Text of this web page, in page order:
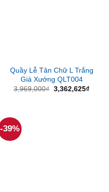
Quầy Lễ Tân Chữ L Trắng
Giá Xưởng QLT004
3,969,000₫ Giá
3,362,625₫Giá
-39%